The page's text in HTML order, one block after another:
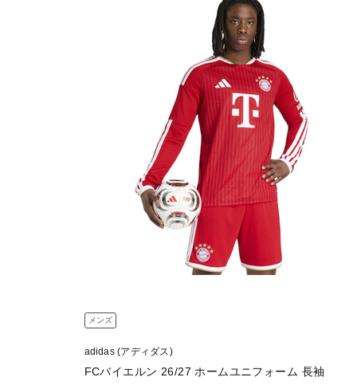
メンズ
adidas (アディダス)
FCバイエルン 26/27 ホームユニフォーム 長袖